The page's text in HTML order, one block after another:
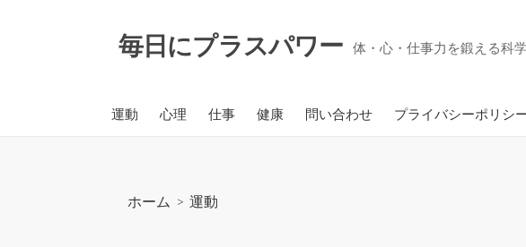
毎日にプラスパワー 体・心・仕事力を鍛える科
運動 心理 仕事 健康 問い合わせ プライバシーポリシ
ホーム > 運動